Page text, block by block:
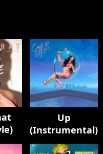
Up
(Instrumental)